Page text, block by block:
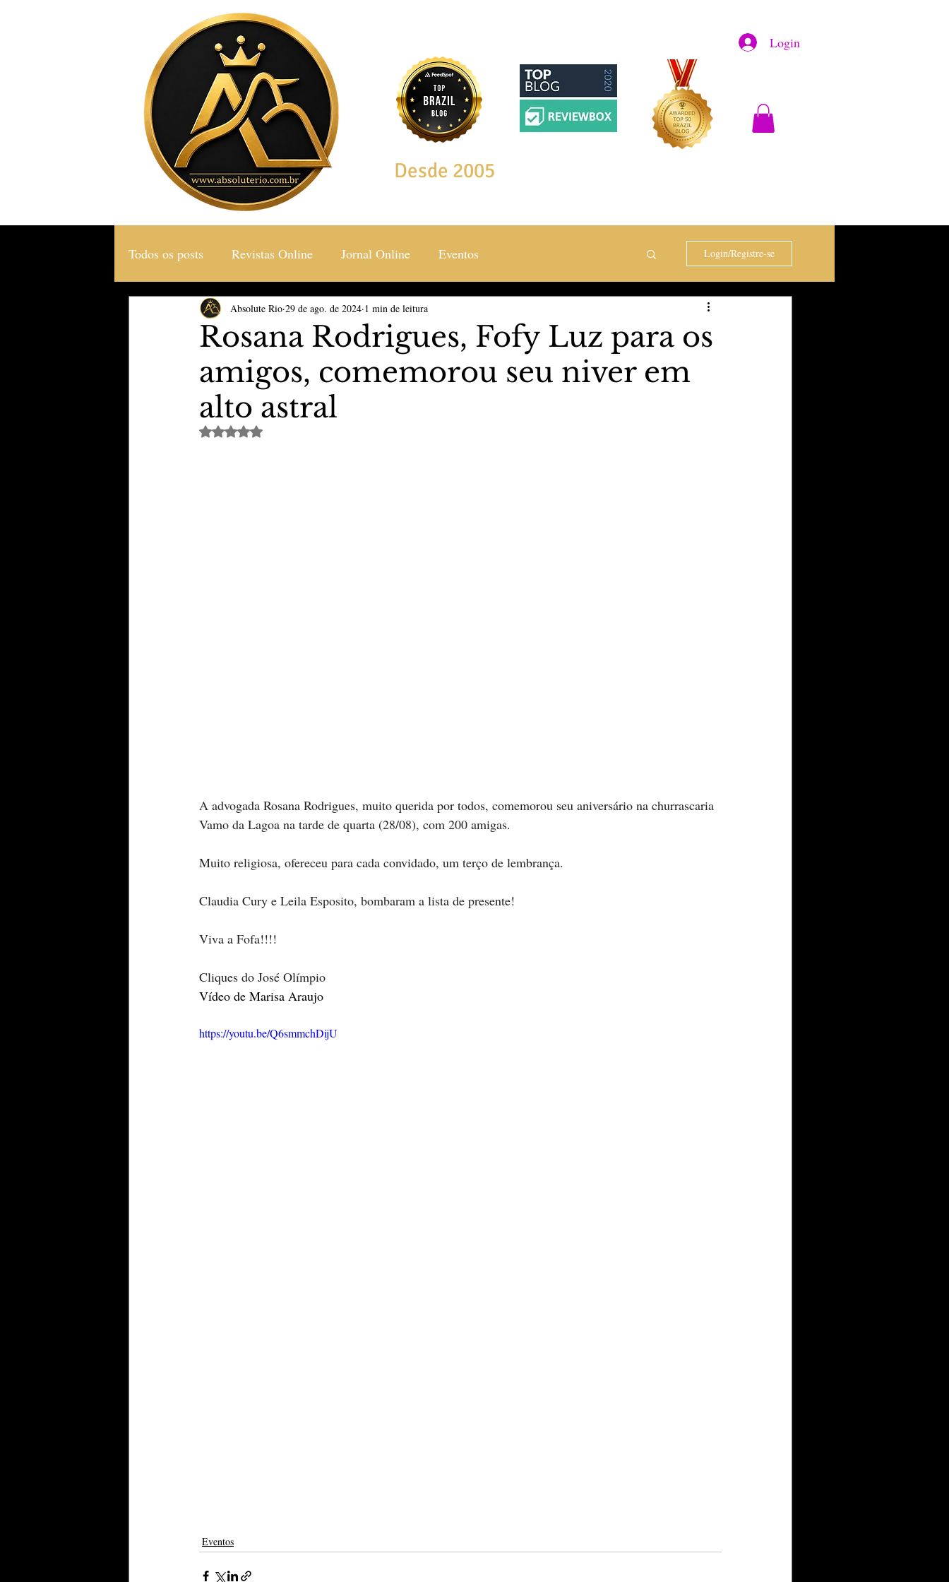
Login
Desde 2005
Todos os posts Revistas Online Jornal Online Eventos
Gastronomia & Turismo Social & Estilos Saúde & Bem Estar
TheVipClubBusiness Revistas The Vip Club Business Marujo Carioca
Educação & Tecnologia Esporte & Lazer
Login/Registre-se
Rosana Rodrigues, Fofy Luz para os
amigos, comemorou seu niver em
alto astral
Absolute Rio 29 de ago. de 2024 1 min de leitura
Avaliado com NaN de 5 estrelas.
A advogada Rosana Rodrigues, muito querida por todos, comemorou seu aniversário na churrascaria
Vamo da Lagoa na tarde de quarta (28/08), com 200 amigas.
Muito religiosa, ofereceu para cada convidado, um terço de lembrança.
Claudia Cury e Leila Esposito, bombaram a lista de presente!
Viva a Fofa!!!!
Cliques do José Olímpio
Vídeo de Marisa Araujo
https://youtu.be/Q6smmchDijU
Eventos